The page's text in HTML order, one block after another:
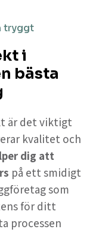
tryggt
i
bästa
är det viktigt
kvalitet och
dig att
på ett smidigt
som
för ditt
processen